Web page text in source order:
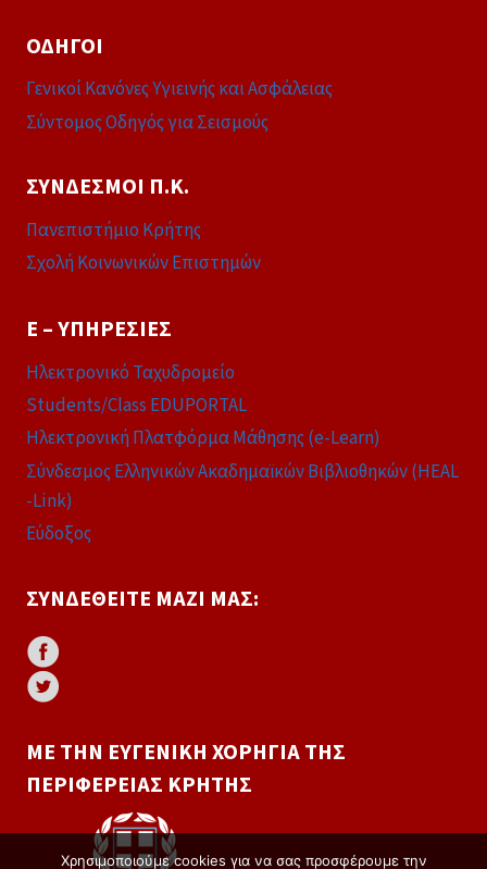
ΟΔΗΓΟΊ
Γενικοί Κανόνες Υγιεινής και Ασφάλειας
Σύντομος Οδηγός για Σεισμούς
ΣΎΝΔΕΣΜΟΙ Π.Κ.
Πανεπιστήμιο Κρήτης
Σχολή Κοινωνικών Επιστημών
E – ΥΠΗΡΕΣΊΕΣ
Ηλεκτρονικό Ταχυδρομείο
Students/Class EDUPORTAL
Ηλεκτρονική Πλατφόρμα Μάθησης (e-Learn)
Σύνδεσμος Ελληνικών Ακαδημαϊκών Βιβλιοθηκών (HEAL
-Link)
Εύδοξος
ΣΥΝΔΕΘΕΊΤΕ ΜΑΖΊ ΜΑΣ:
ΜΕ ΤΗΝ ΕΥΓΕΝΙΚΉ ΧΟΡΗΓΊΑ ΤΗΣ
ΠΕΡΙΦΈΡΕΙΑΣ ΚΡΉΤΗΣ
Χρησιμοποιούμε cookies για να σας προσφέρουμε την